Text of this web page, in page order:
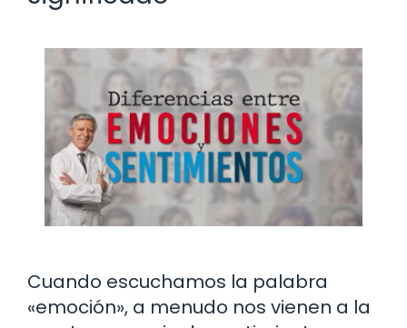
Cuando escuchamos la palabra
«emoción», a menudo nos vienen a la